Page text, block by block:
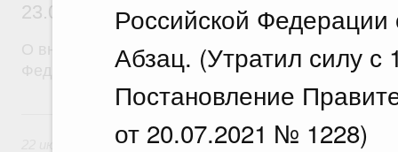
Российской
Абзац. (Утратил силу с
Постановление
от 20.07.2021 № 1228)
23.07.2026 г. № 929
О внесении изменений в постановление
Федерации от 24 декабря 2021 г. № 2439
22 июля, среда